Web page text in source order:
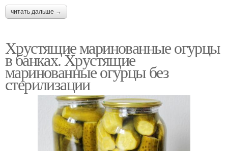
читать дальше →
Хрустящие маринованные огурцы
в банках. Хрустящие
маринованные огурцы без
стерилизации